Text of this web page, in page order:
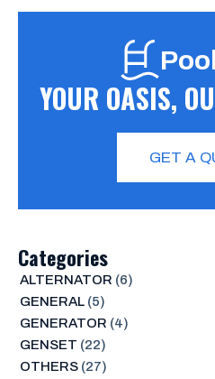
YOUR OASIS,
GET A
Categories
ALTERNATOR (6)
GENERAL(5)
GENERATOR (4)
GENSET (22)
OTHERS(27)